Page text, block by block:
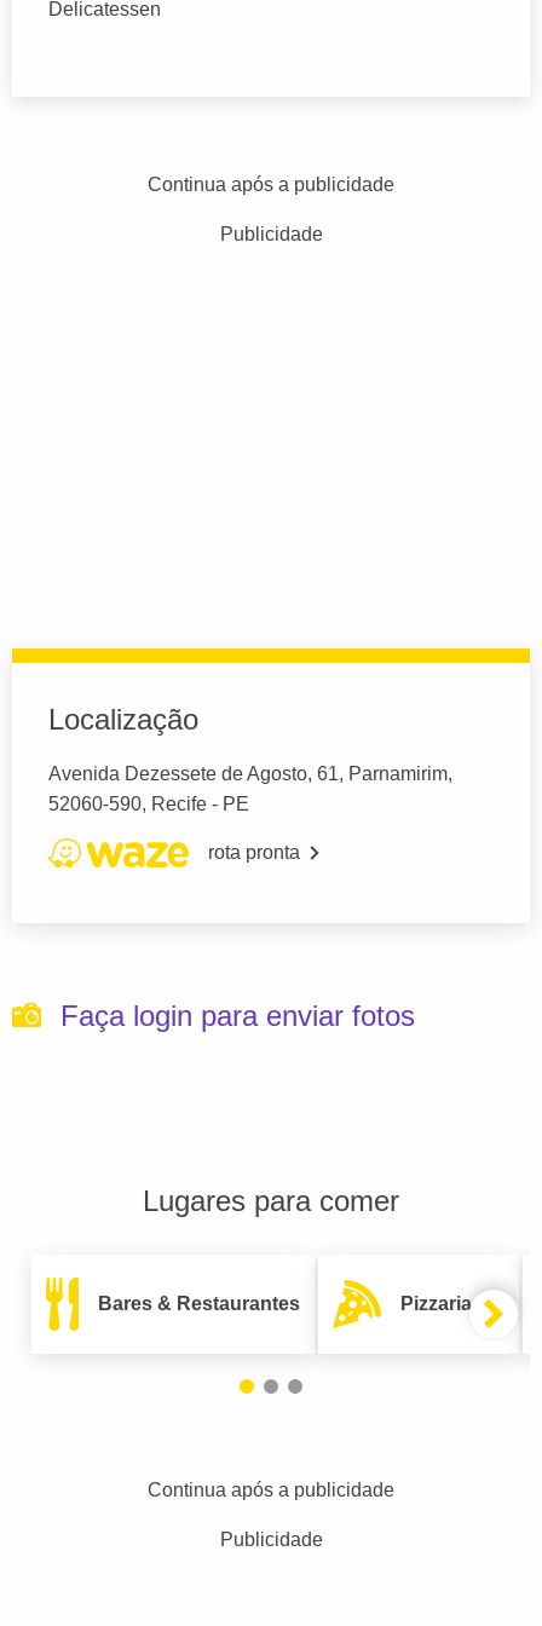
Delicatessen
Continua após a publicidade
Publicidade
Localização
Avenida Dezessete de Agosto, 61, Parnamirim,
52060-590, Recife - PE
rota pronta
Faça login para enviar fotos
Lugares para comer
Bares & Restaurantes Pizzarias
Continua após a publicidade
Publicidade